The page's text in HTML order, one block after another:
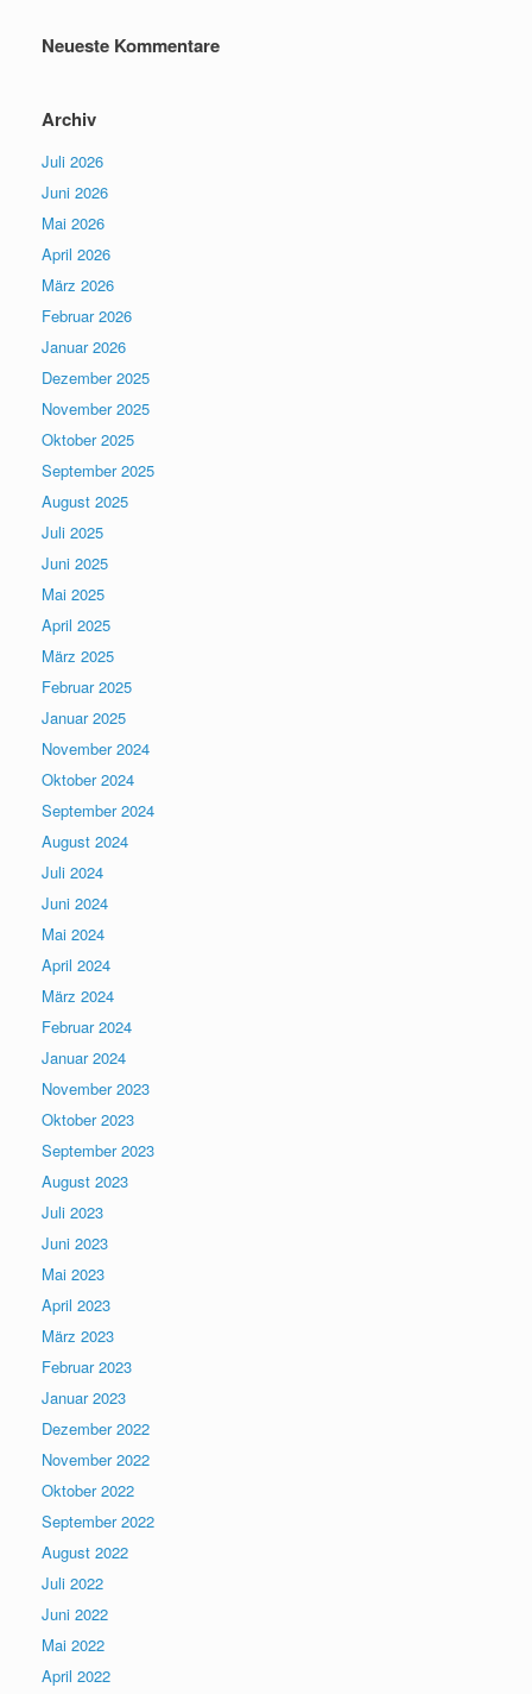
Neueste Kommentare
Archiv
Juli 2026
Juni 2026
Mai 2026
April 2026
März 2026
Februar 2026
Januar 2026
Dezember 2025
November 2025
Oktober 2025
September 2025
August 2025
Juli 2025
Juni 2025
Mai 2025
April 2025
März 2025
Februar 2025
Januar 2025
November 2024
Oktober 2024
September 2024
August 2024
Juli 2024
Juni 2024
Mai 2024
April 2024
März 2024
Februar 2024
Januar 2024
November 2023
Oktober 2023
September 2023
August 2023
Juli 2023
Juni 2023
Mai 2023
April 2023
März 2023
Februar 2023
Januar 2023
Dezember 2022
November 2022
Oktober 2022
September 2022
August 2022
Juli 2022
Juni 2022
Mai 2022
April 2022